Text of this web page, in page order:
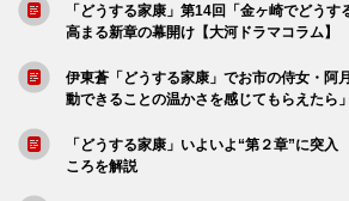
「どうする家康」第14回「金ヶ崎でどう
高まる新章の幕開け【大河ドラマコラム】
伊東蒼「どうする家康」でお市の侍女・
動できることの温かさを感じてもらえたら」
「どうする家康」いよいよ“第２章”に突
ころを解説